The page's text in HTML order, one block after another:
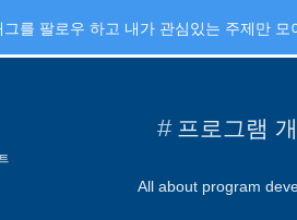
# 프로그램
All about program
를 팔로우 하고 내가 관심있는 주제만